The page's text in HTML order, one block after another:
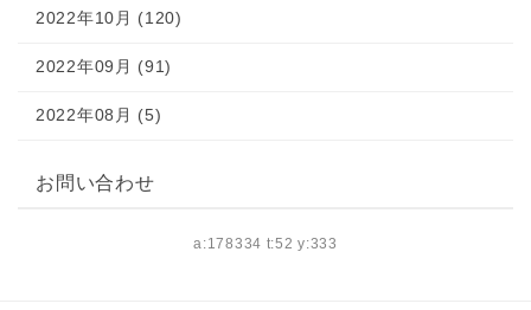
2022年10月 (120)
2022年09月 (91)
2022年08月 (5)
お問い合わせ
a:178334 t:52 y:333